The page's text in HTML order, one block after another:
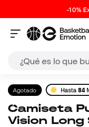
-10%
Agotado Hasta84
Camiseta Puma Lamelo Star
Vision Long